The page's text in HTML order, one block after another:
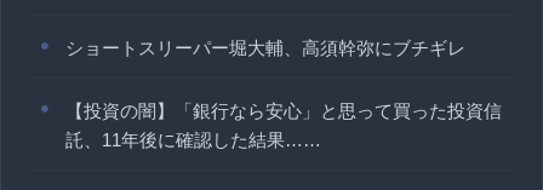
ショートスリーパー堀大輔、高須幹弥にブチギレ
【投資の闇】「銀行なら安心」と思って買った投資信
託、11年後に確認した結果……